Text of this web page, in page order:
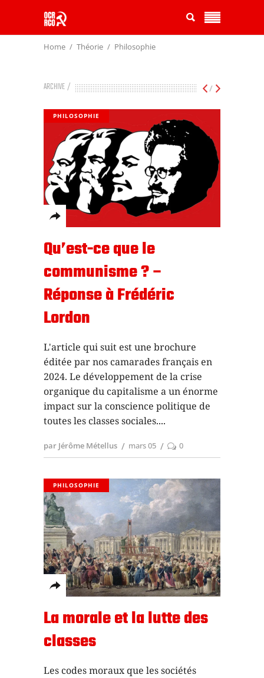
Home Théorie Philosophie
ARCHIVE
PHILOSOPHIE
Qu’est-ce que le
communisme ? –
Réponse à Frédéric
Lordon
L'article qui suit est une brochure
éditée par nos camarades français en
2024. Le développement de la crise
organique du capitalisme a un énorme
impact sur la conscience politique de
toutes les classes sociales.
par Jérôme Métellus mars 05 0
PHILOSOPHIE
La morale et la lutte des
classes
Les codes moraux que les sociétés
/